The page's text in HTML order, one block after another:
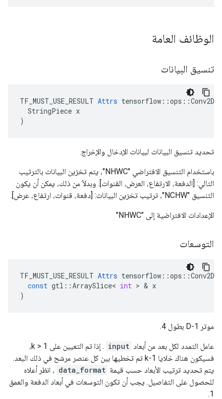
الوظائف العامة
تنسيق البيانات
TF_MUST_USE_RESULT Attrs
  StringPiece x
)
تحديد تنسيق البيانات لبيانات الإدخال والإخراج.
باستخدام التنسيق الافتراضي "NHWC"، يتم تخزين البيانات بالترتيب
التالي: [الدفعة، الارتفاع، العرض، القنوات]. وبدلاً من ذلك، يمكن أن يكون
التنسيق "NCHW"، ترتيب تخزين البيانات: [دفعة، قنوات، ارتفاع، عرض].
الإعدادات الافتراضية إلى "NHWC"
التوسعات
TF_MUST_USE_RESULT Attrs tensorflow ::ops ::Conv2D
const gtl ::ArraySlice< int > & x
)
موتر 1-D بطول 4.
عامل التمدد لكل بعد من أبعاد input
. إذا تم التعيين على k > 1،
فسيكون هناك خلايا k-1 تم تخطيها بين كل عنصر مرشح في ذلك البعد.
يتم تحديد ترتيب الأبعاد حسب قيمة data_format ، انظر أعلاه
للحصول على التفاصيل. يجب أن تكون التوسعات في أبعاد الدفعة والعمق
1.